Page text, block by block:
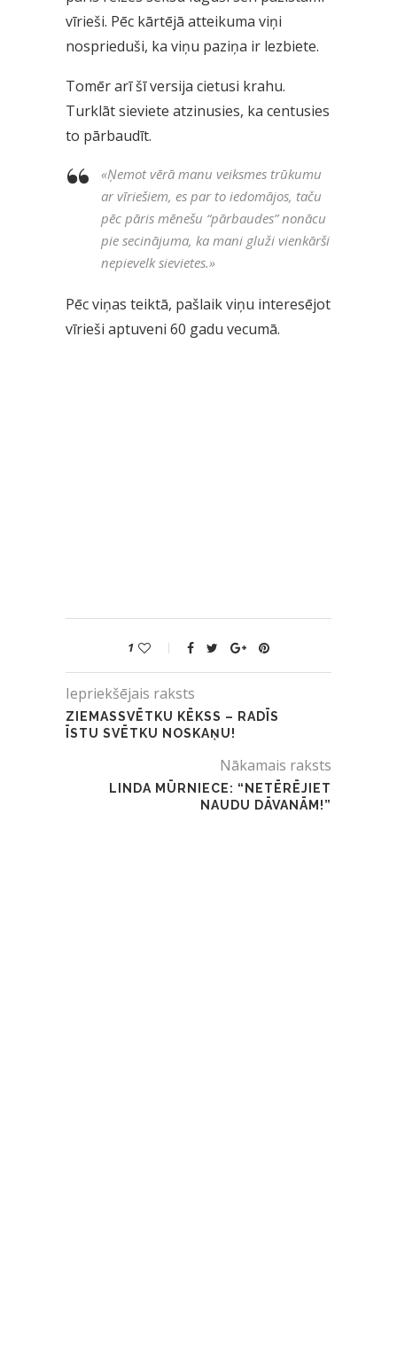
vīrieši. Pēc kārtējā atteikuma viņi
nosprieduši, ka viņu paziņa ir lezbiete.
Tomēr arī šī versija cietusi krahu.
Turklāt sieviete atzinusies, ka centusies
to pārbaudīt.
«Ņemot vērā manu veiksmes trūkumu
ar vīriešiem, es par to iedomājos, taču
pēc pāris mēnešu “pārbaudes” nonācu
pie secinājuma, ka mani gluži vienkārši
nepievelk sievietes.»
Pēc viņas teiktā, pašlaik viņu interesējot
vīrieši aptuveni 60 gadu vecumā.
1
Iepriekšējais raksts
ZIEMASSVĒTKU KĒKSS – RADĪS
ĪSTU SVĒTKU NOSKAŅU!
Nākamais raksts
LINDA MŪRNIECE: “NETĒRĒJIET
NAUDU DĀVANĀM!”